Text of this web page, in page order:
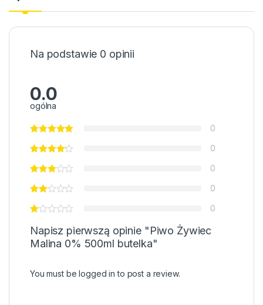
Na podstawie 0 opinii
0.0
ogólna
0
0
0
0
0
Napisz pierwszą opinie "Piwo Żywiec
Malina 0% 500ml butelka"
You must belogged in to post a review.